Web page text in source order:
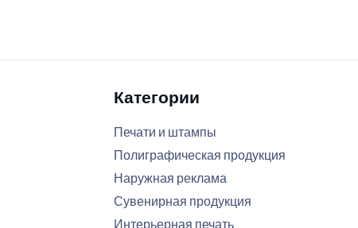
Категории
Печати и штампы
Полиграфическая продукция
Наружная реклама
Сувенирная продукция
Интерьерная печать